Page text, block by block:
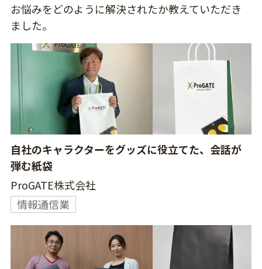
お悩みをどのように解決されたか教えていただき
ました。
自社のキャラクターをグッズに役立てた、会話が
弾む紙袋
ProGATE株式会社
情報通信業